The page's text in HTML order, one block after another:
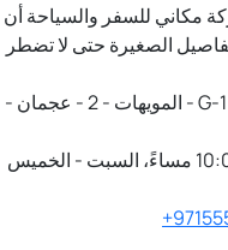
مكاني للسفر والسياحة أن
الصغيرة حتى لا تضطر
9G3+VGM بناية الرملة، مكتب رقم G-1 - المويهات - 2 - عجمان -